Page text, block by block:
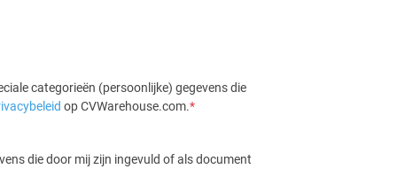
categorieën (persoonlijke) gegevens die
op CVWarehouse.com.*
die door mij zijn ingevuld of als document